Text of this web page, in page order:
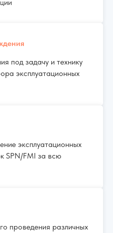
под задачу и технику
эксплуатационных
эксплуатационных
SPN/FMI за всю
проведения различных